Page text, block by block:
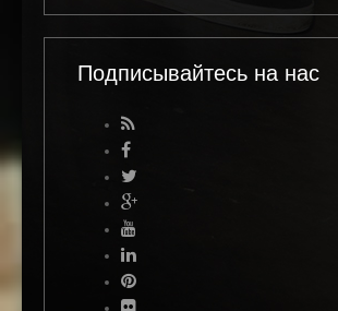
Подписывайтесь на нас